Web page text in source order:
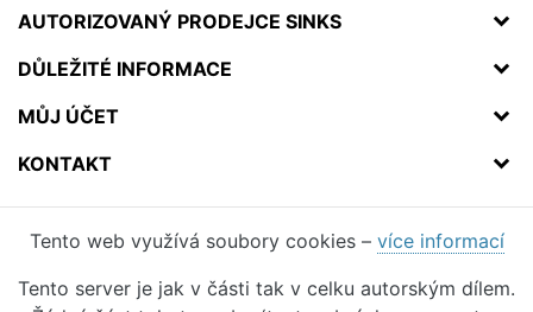
AUTORIZOVANÝ PRODEJCE SINKS
DŮLEŽITÉ INFORMACE
MŮJ ÚČET
KONTAKT
Tento web využívá soubory cookies – více informací
Tento server je jak v části tak v celku autorským dílem.